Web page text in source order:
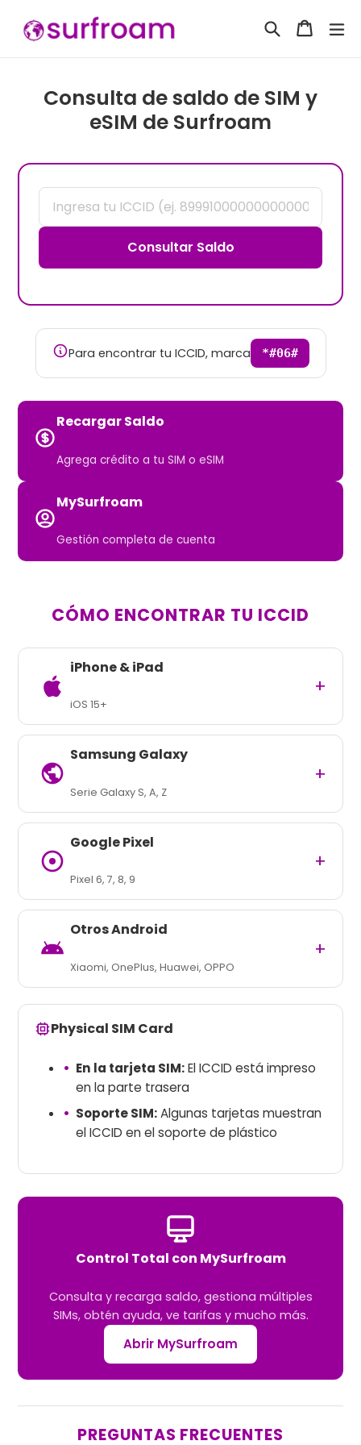
directamente
Buscar Carrito
Carrito
Consulta de saldo de SIM y
eSIM de Surfroam
Consultar Saldo
Para encontrar tu ICCID, marca *#06#
Recargar Saldo
Agrega crédito a tu SIM o eSIM
MySurfroam
Gestión completa de cuenta
CÓMO ENCONTRAR TU ICCID
iPhone & iPad
iOS 15+
+
Samsung Galaxy
Serie Galaxy S, A, Z
+
Google Pixel
Pixel 6, 7, 8, 9
+
Otros Android
Xiaomi, OnePlus, Huawei, OPPO
+
Physical SIM Card
En la tarjeta SIM:El ICCID está impreso
en la parte trasera
Soporte SIM:Algunas tarjetas muestran
el ICCID en el soporte de plástico
Control Total con MySurfroam
Consulta y recarga saldo, gestiona múltiples
SIMs, obtén ayuda, ve tarifas y mucho más.
Abrir MySurfroam
PREGUNTAS FRECUENTES